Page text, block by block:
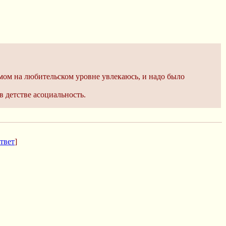
на любительском уровне увлекаюсь, и надо было
асоциальность.
]